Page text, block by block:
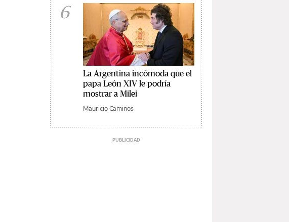
6
La Argentina incómoda que el
papa León XIV le podría
mostrar a Milei
Mauricio Caminos